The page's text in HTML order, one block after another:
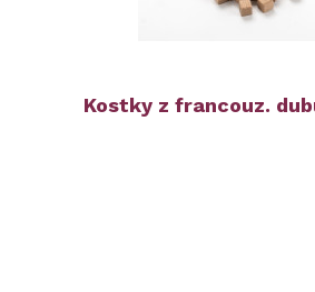
Kostky z francouz.